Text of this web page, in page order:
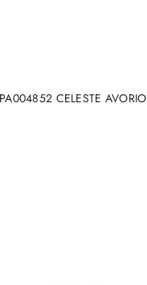
CELESTE AVORIO